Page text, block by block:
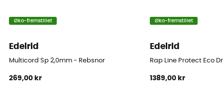
Øko-fremstillet
Edelrid
Multicord Sp 2,0mm - Rebsnor
269,00 kr
Øko-fremstillet
Edelrid
Rap Line Protect Eco
1389,00 kr